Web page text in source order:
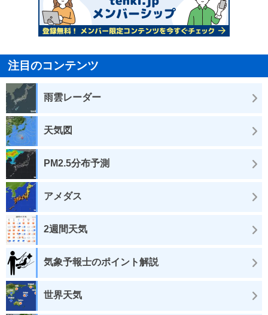
注目のコンテンツ
雨雲レーダー
天気図
PM2.5分布予測
アメダス
2週間天気
気象予報士のポイント解説
世界天気